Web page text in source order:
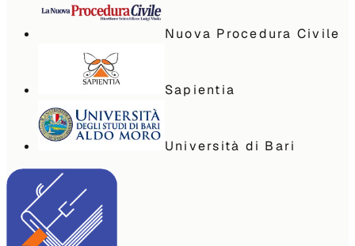
Nuova Procedura Civile
Sapientia
Università di Bari